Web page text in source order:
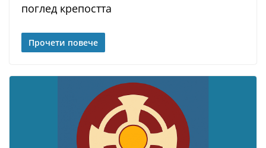
поглед крепостта
Прочети повече